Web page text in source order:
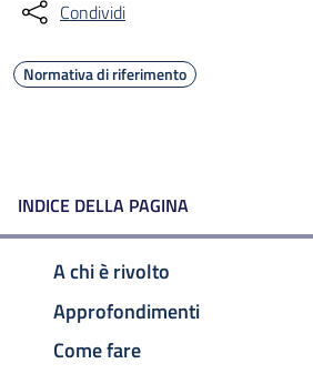
Condividi
Normativa di riferimento
INDICE DELLA PAGINA
A chi è rivolto
Approfondimenti
Come fare